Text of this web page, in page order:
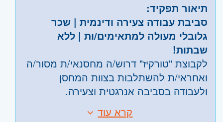
תיאור תפקיד:
סביבת עבודה צעירה ודינמית | שכר
גלובלי מעולה למתאימים/ות | ללא
שבתות!
לקבוצת "טורקיז" דרוש/ה מחסנאי/ת מסור/ה
ואחראי/ת להשתלבות בצוות המחסן
ולעבודה בסביבה אנרגטית וצעירה.
קרא עוד